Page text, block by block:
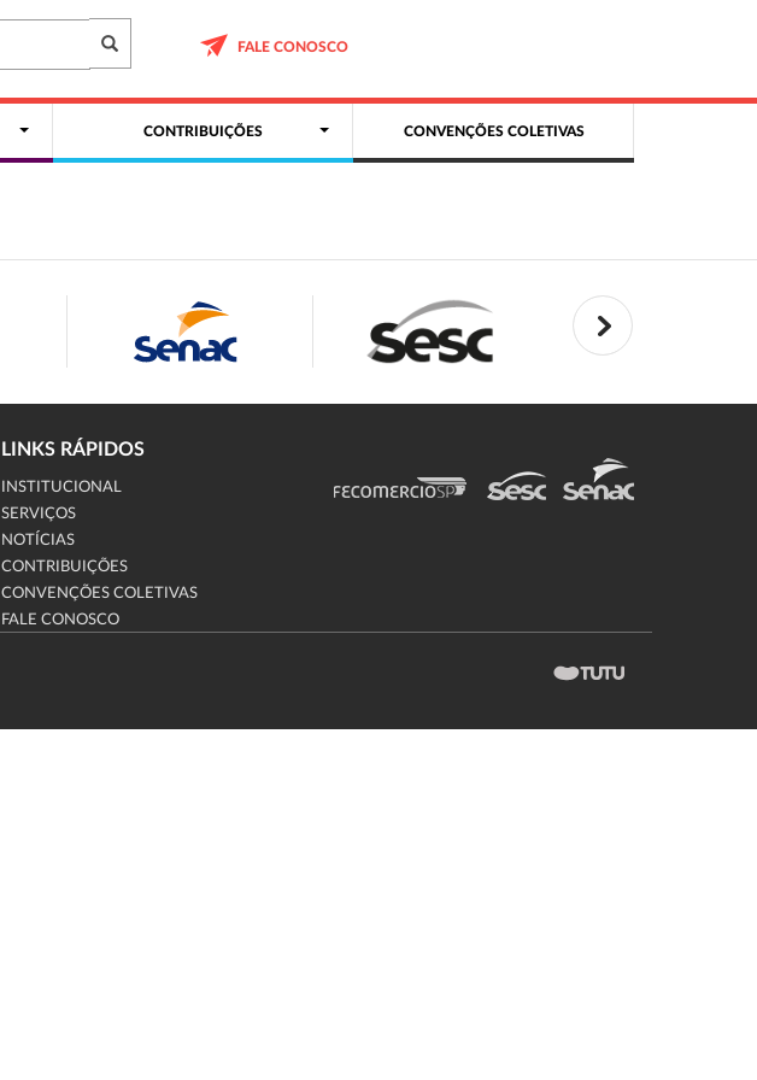
FALE CONOSCO
CONTRIBUIÇÕES CONVENÇÕES COLETIVAS
LINKS RÁPIDOS
INSTITUCIONAL
SERVIÇOS
NOTÍCIAS
CONTRIBUIÇÕES
CONVENÇÕES COLETIVAS
FALE CONOSCO